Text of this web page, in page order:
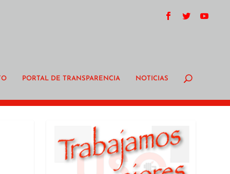
PORTAL DE TRANSPARENCIA NOTICIAS